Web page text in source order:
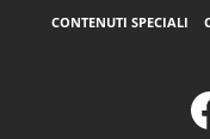
CONTENUTI SPECIALI